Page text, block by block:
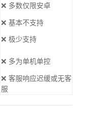
❌ 多数仅限安卓
❌ 基本不支持
❌ 极少支持
❌ 多为单机单控
❌ 客服响应迟缓或无客
服